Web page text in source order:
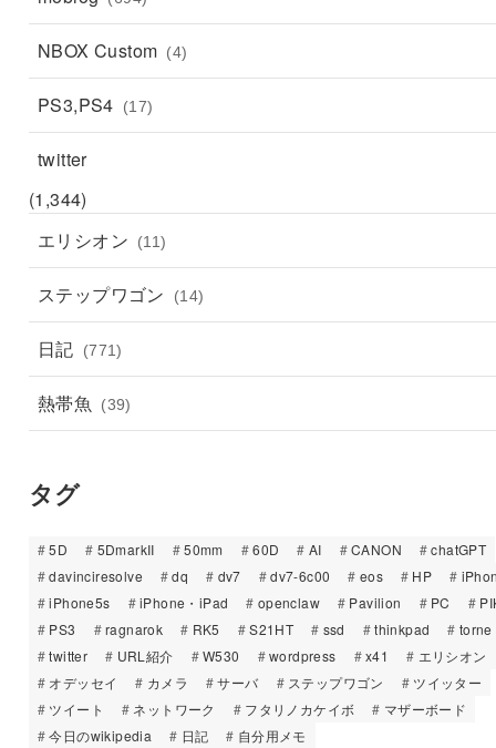
NBOX Custom (4)
PS3,PS4 (17)
twitter
(1,344)
エリシオン
(11)
ステップワゴン (14)
日記 (771)
熱帯魚 (39)
タグ
5D 5DmarkII 50mm 60D AI CANON
chatGPT
davinciresolve
dq dv7 dv7-6c00 eos HP
iPhone5s
iPhone・iPad openclaw Pavilion PC
PS3
ragnarok RK5 S21HT ssd thinkpad
torne
twitter
URL紹介 W530 wordpress x41
エリシオン
オデッセイ
カメラ サーバ ステップワゴン
ツイッター
ツイート
ネットワーク フタリノカケイボ
マザーボード
今日のwikipedia
日記 自分用メモ